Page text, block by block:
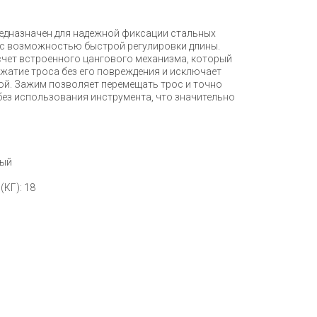
для надежной фиксации стальных
возможностью быстрой регулировки длины.
встроенного цангового механизма, который
троса без его повреждения и исключает
Зажим позволяет перемещать трос и точно
использования инструмента, что значительно
18